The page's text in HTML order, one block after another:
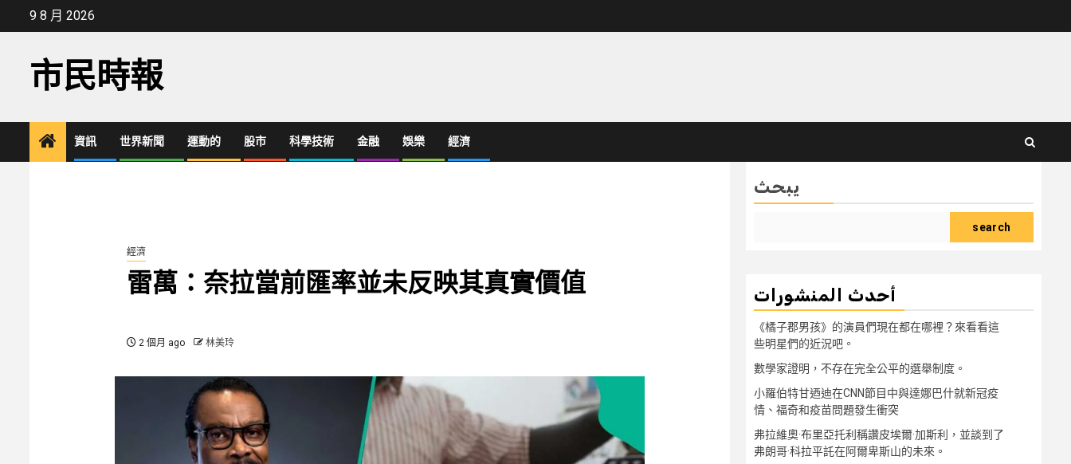
9 8 月 2026
市民時報
資訊 世界新聞 運動的 股市 科學技術 金融 娛樂 經濟
經濟
雷萬：奈拉當前匯率並未反映其真實價值
2 個月 ago 林美玲
يبحث
search
أحدث المنشورات
《橘子郡男孩》的演員們現在都在哪裡？來看看這
些明星們的近況吧。
數學家證明，不存在完全公平的選舉制度。
小羅伯特甘迺迪在CNN節目中與達娜巴什就新冠疫
情、福奇和疫苗問題發生衝突
弗拉維奧·布里亞托利稱讚皮埃爾·加斯利，並談到了
弗朗哥·科拉平託在阿爾卑斯山的未來。